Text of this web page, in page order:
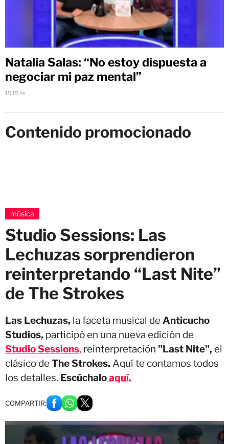
Natalia Salas: “No estoy dispuesta a
negociar mi paz mental”
15:15 hs
Contenido promocionado
música
Studio Sessions: Las
Lechuzas sorprendieron
reinterpretando “Last Nite”
de The Strokes
Las Lechuzas, la faceta musical deAnticucho
Studios, participó en una nueva edición de
Studio Sessions, reinterpretación "Last Nite", el
clásico deThe Strokes. Aquí te contamos todos
los detalles. Escúchaloaquí.
COMPARTIR: